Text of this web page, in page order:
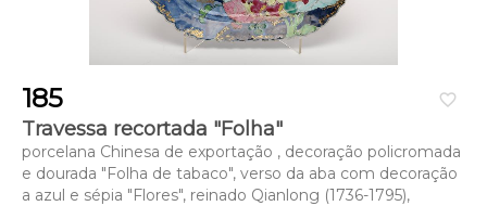
favorite_border
185
Travessa recortada "Folha"
porcelana Chinesa de exportação , decoração policromada
e dourada "Folha de tabaco", verso da aba com decoração
a azul e sépia "Flores", reinado Qianlong (1736-1795),